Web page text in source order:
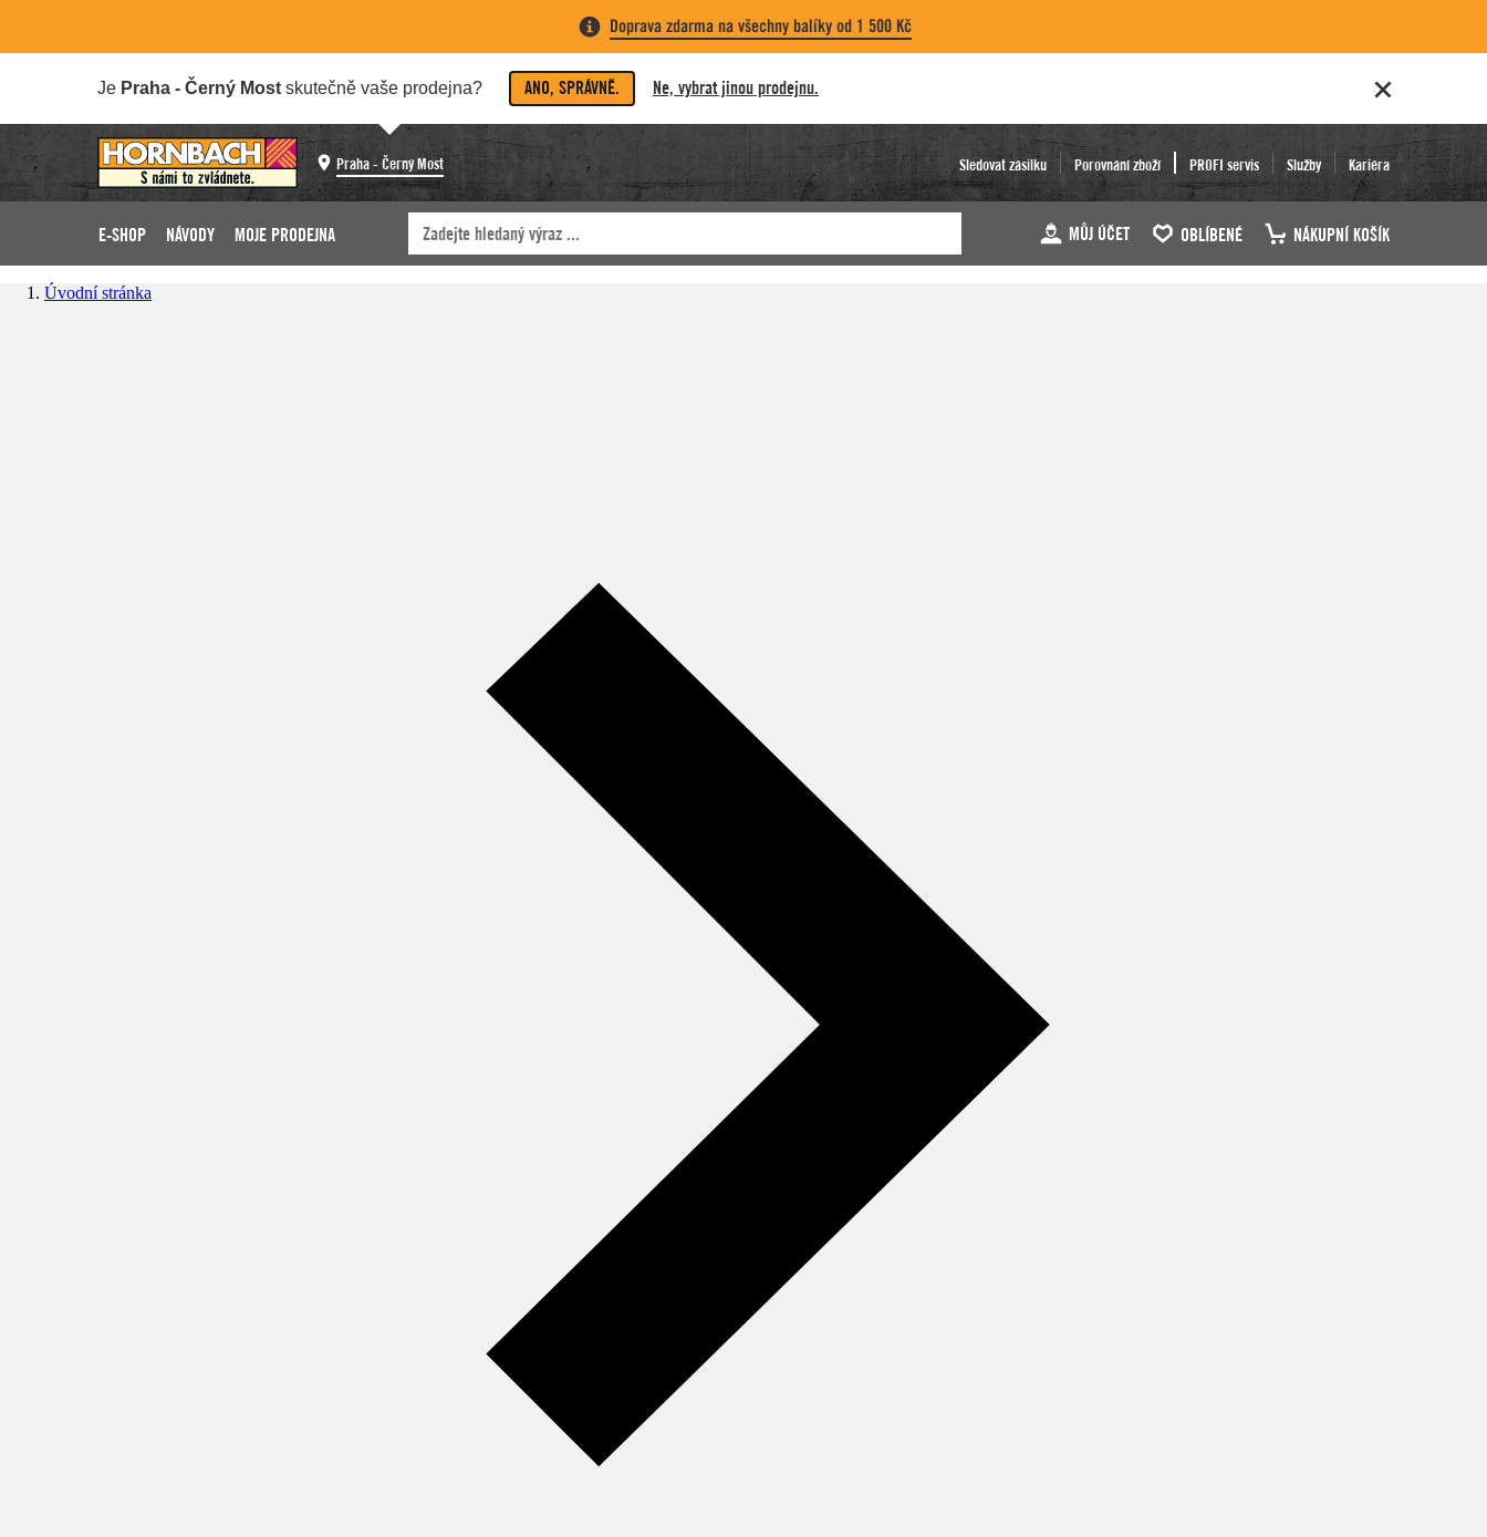
Doprava zdarma na všechny balíky od 1 500 Kč
Je Praha - Černý Most skutečně vaše prodejna? ANO, SPRÁVNĚ. Ne, vybrat jinou prodejnu.
Praha - Černý Most Sledovat zásilku Porovnání zboží PROFI servis Služby Kariéra
E-SHOP NÁVODY MOJE PRODEJNA MŮJ ÚČET OBLÍBENÉ NÁKUPNÍ KOŠÍK
Úvodní stránka